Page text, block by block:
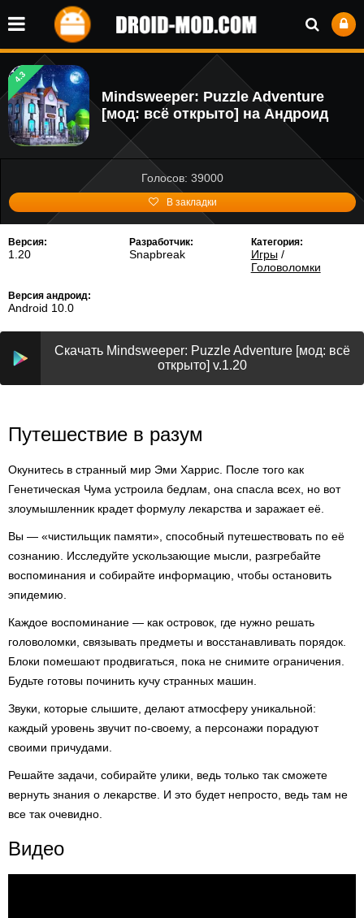
4.3
Mindsweeper: Puzzle Adventure
[мод: всё открыто] на Андроид
Голосов: 39000
В закладки
Версия:
1.20
Разработчик:
Snapbreak
Категория:
Игры/
Головоломки
Версия андроид:
Android 10.0
Скачать Mindsweeper: Puzzle Adventure [мод: всё
открыто] v.1.20
Путешествие в разум
Окунитесь в странный мир Эми Харрис. После того как
Генетическая Чума устроила бедлам, она спасла всех, но вот
злоумышленник крадет формулу лекарства и заражает её.
Вы — «чистильщик памяти», способный путешествовать по её
сознанию. Исследуйте ускользающие мысли, разгребайте
воспоминания и собирайте информацию, чтобы остановить
эпидемию.
Каждое воспоминание — как островок, где нужно решать
головоломки, связывать предметы и восстанавливать порядок.
Блоки помешают продвигаться, пока не снимите ограничения.
Будьте готовы починить кучу странных машин.
Звуки, которые слышите, делают атмосферу уникальной:
каждый уровень звучит по-своему, а персонажи порадуют
своими причудами.
Решайте задачи, собирайте улики, ведь только так сможете
вернуть знания о лекарстве. И это будет непросто, ведь там не
все так очевидно.
Видео